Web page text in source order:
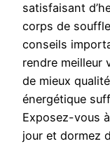
satisfaisant
corps de
conseils
rendre meilleur
de mieux
énergétique
Exposez-vous
jour et dormez